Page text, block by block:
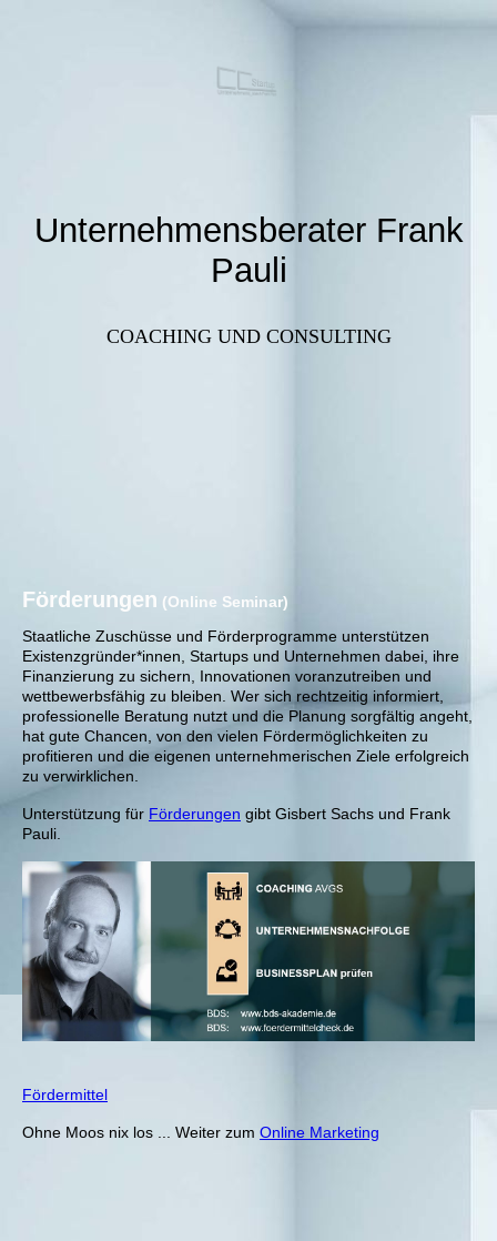
Unternehmensberater Frank
Pauli
COACHING UND CONSULTING
Förderungen (Online Seminar)
Staatliche Zuschüsse und Förderprogramme unterstützen
Existenzgründer*innen, Startups und Unternehmen dabei, ihre
Finanzierung zu sichern, Innovationen voranzutreiben und
wettbewerbsfähig zu bleiben. Wer sich rechtzeitig informiert,
professionelle Beratung nutzt und die Planung sorgfältig angeht,
hat gute Chancen, von den vielen Fördermöglichkeiten zu
profitieren und die eigenen unternehmerischen Ziele erfolgreich
zu verwirklichen.
Unterstützung für Förderungen gibt Gisbert Sachs und Frank
Pauli.
Fördermittel
Ohne Moos nix los ... Weiter zum Online Marketing